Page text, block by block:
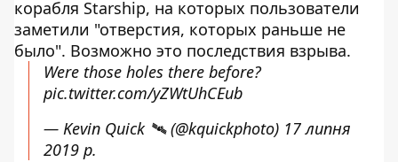
корабля Starship, на которых пользователи
заметили "отверстия, которых раньше не
было". Возможно это последствия взрыва.
Were those holes there before?
pic.twitter.com/yZWtUhCEub
— Kevin Quick 🛰 (@kquickphoto) 17 липня
2019 р.